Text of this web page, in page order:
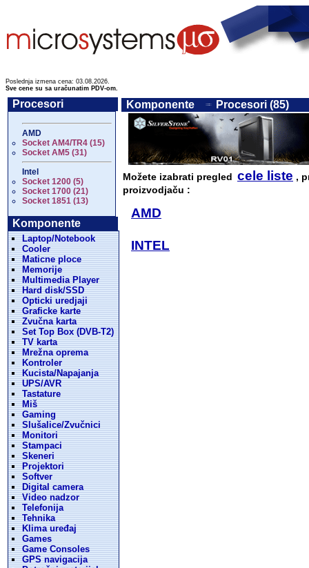
Poslednja izmena cena: 03.08.2026.
Sve cene su sa uračunatim PDV-om.
Procesori
AMD
Socket AM4/TR4 (15)
Socket AM5 (31)
Intel
Socket 1200 (5)
Socket 1700 (21)
Socket 1851 (13)
Komponente
Laptop/Notebook
Cooler
Maticne ploce
Memorije
Multimedia Player
Hard disk/SSD
Opticki uredjaji
Graficke karte
Zvučna karta
Set Top Box (DVB-T2)
TV karta
Mrežna oprema
Kontroler
Kucista/Napajanja
UPS/AVR
Tastature
Miš
Gaming
Slušalice/Zvučnici
Monitori
Stampaci
Skeneri
Projektori
Softver
Digital camera
Video nadzor
Telefonija
Tehnika
Klima uređaj
Games
Game Consoles
GPS navigacija
Komponente Procesori (85)
Možete izabrati pregled cele liste ,
proizvodjaču :
AMD
INTEL